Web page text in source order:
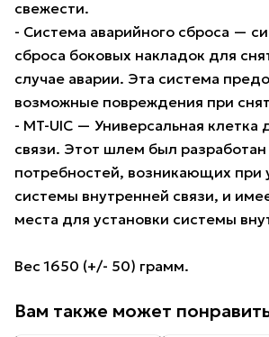
свежести.
- Система аварийного сброса —
сброса боковых накладок для
случае аварии. Эта система
возможные повреждения при
- MT-UIC — Универсальная клетка
связи. Этот шлем был разработан
потребностей, возникающих при
системы внутренней связи, и
места для установки системы
Вес 1650 (+/- 50) грамм.
Вам также может